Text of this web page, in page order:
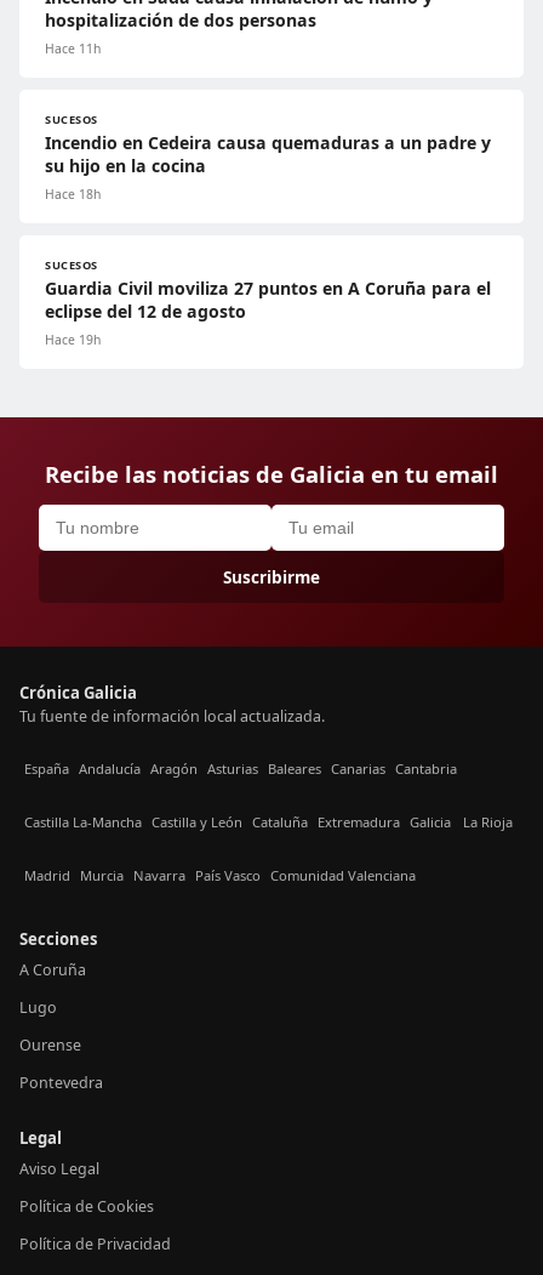
hospitalización de dos personas
Hace 11h
SUCESOS
Incendio en Cedeira causa quemaduras a un padre y
su hijo en la cocina
Hace 18h
SUCESOS
Guardia Civil moviliza 27 puntos en A Coruña para el
eclipse del 12 de agosto
Hace 19h
Recibe las noticias de Galicia en tu email
Suscribirme
Crónica Galicia
Tu fuente de información local actualizada.
España Andalucía Aragón Asturias Baleares Canarias Cantabria
Castilla La-Mancha Castilla y León Cataluña Extremadura Galicia La Rioja
Madrid Murcia Navarra País Vasco Comunidad Valenciana
Secciones
A Coruña
Lugo
Ourense
Pontevedra
Legal
Aviso Legal
Política de Cookies
Política de Privacidad